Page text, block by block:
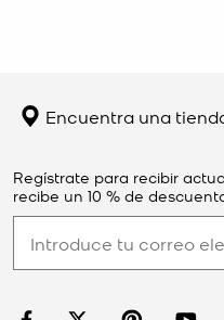
Encuentra una
Regístrate para recibir
recibe un 10 % de